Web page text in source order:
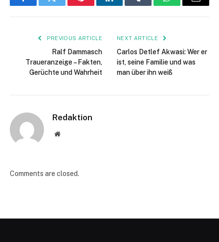
FacebookTwitter PinterestLinkedInTumblr WhatsAppEmail
PREVIOUS ARTICLE
Ralf Dammasch
Traueranzeige – Fakten,
Gerüchte und Wahrheit
NEXT ARTICLE
Carlos Detlef Akwasi: Wer er
ist, seine Familie und was
man über ihn weiß
Redaktion
Website
Comments are closed.